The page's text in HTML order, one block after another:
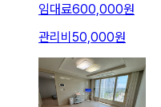
임대료600,000원
관리비 50,000원